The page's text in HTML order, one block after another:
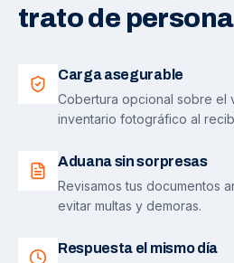
trato de
Carga asegurable
Cobertura opcional sobre el
inventario fotográfico al
Aduana sin sorpresas
Revisamos tus documentos
evitar multas y demoras.
Respuesta el mismo día